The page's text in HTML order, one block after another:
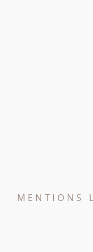
MENTIONS